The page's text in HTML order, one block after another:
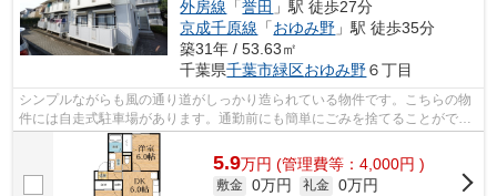
外房線 「誉田 」駅 徒歩27分
京成千原線 「おゆみ野 」駅 徒歩35分
築31年 / 53.63㎡
千葉県千葉市緑区おゆみ野６丁目
シンプルながらも風の通り道がしっかり造られている物件です。こちらの物
件には自走式駐車場があります。通勤前にも簡単にごみを捨てることができ
る敷地内ごみ置き場付きの物件です。...
5.9万円 (管理費等：4,000円 )
敷金 0万円 礼金 0万円